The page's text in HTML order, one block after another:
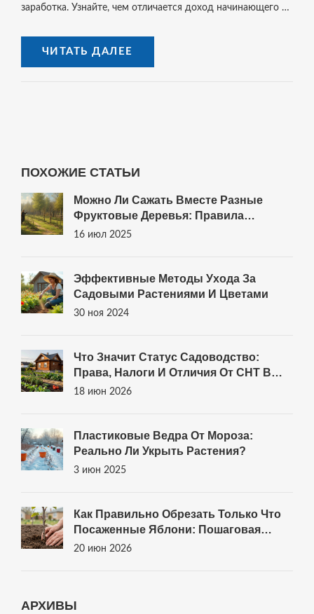
заработка. Узнайте, чем отличается доход начинающего и
как можно заработать больше в этой профессии.
ЧИТАТЬ ДАЛЕЕ
ПОХОЖИЕ СТАТЬИ
Можно Ли Сажать Вместе Разные
Фруктовые Деревья: Правила
Соседства В Саду
16 июл 2025
Эффективные Методы Ухода За
Садовыми Растениями И Цветами
30 ноя 2024
Что Значит Статус Садоводство:
Права, Налоги И Отличия От СНТ В
2026 Году
18 июн 2026
Пластиковые Ведра От Мороза:
Реально Ли Укрыть Растения?
3 июн 2025
Как Правильно Обрезать Только Что
Посаженные Яблони: Пошаговая
Инструкция Для Новичков
20 июн 2026
АРХИВЫ